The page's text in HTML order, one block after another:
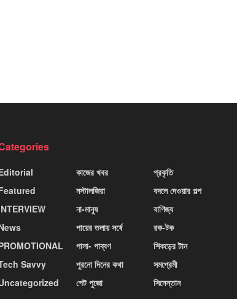
Savvy
কাজের খবর
নস্টালজিয়া
না-মানুষ
পায়ের তলায় সর্ষে
পালা- পাব্বণ
পুরনো দিনের কথা
পেট পুজো
প্রকৃতি
বদলে দেওয়ার গল্প
বাণিজ্য
রক-টক
শিকড়ের টান
সমপ্রেমী
সিনেস্তান